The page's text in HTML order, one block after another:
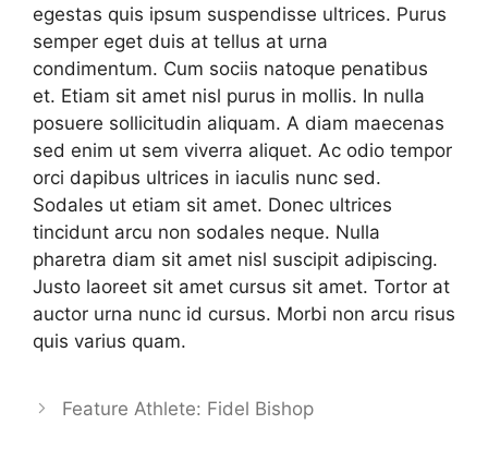
egestas quis ipsum suspendisse ultrices. Purus
semper eget duis at tellus at urna
condimentum. Cum sociis natoque penatibus
et. Etiam sit amet nisl purus in mollis. In nulla
posuere sollicitudin aliquam. A diam maecenas
sed enim ut sem viverra aliquet. Ac odio tempor
orci dapibus ultrices in iaculis nunc sed.
Sodales ut etiam sit amet. Donec ultrices
tincidunt arcu non sodales neque. Nulla
pharetra diam sit amet nisl suscipit adipiscing.
Justo laoreet sit amet cursus sit amet. Tortor at
auctor urna nunc id cursus. Morbi non arcu risus
quis varius quam.
Feature Athlete: Fidel Bishop